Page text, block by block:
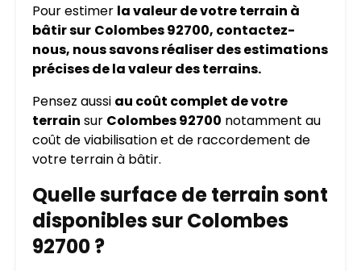
Pour estimer la valeur de votre terrain à
bâtir sur Colombes 92700, contactez-
nous, nous savons réaliser des estimations
précises de la valeur des terrains.
Pensez aussi au coût complet de votre
terrain sur Colombes 92700 notamment au
coût de viabilisation et de raccordement de
votre terrain à bâtir.
Quelle surface de terrain sont
disponibles sur Colombes
92700 ?